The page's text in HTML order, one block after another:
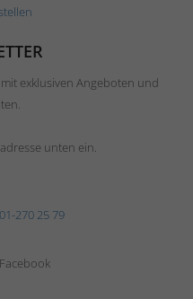
exklusiven Angeboten und
unten ein.
01-270 25 79